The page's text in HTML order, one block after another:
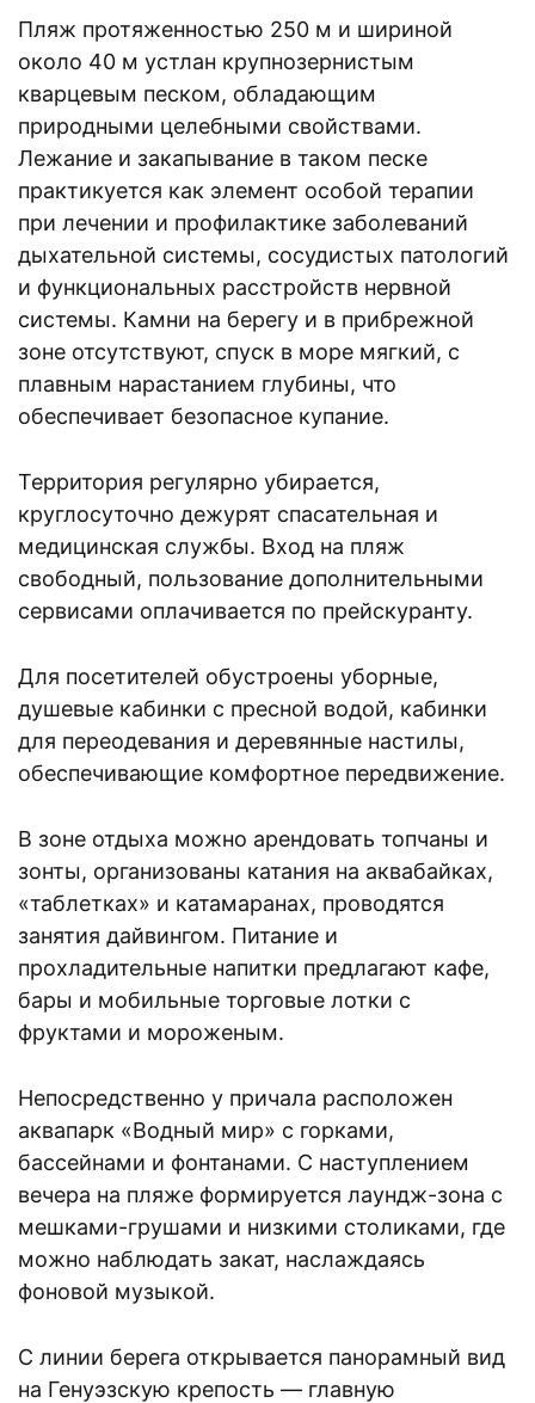
Пляж протяженностью 250 м и шириной
около 40 м устлан крупнозернистым
кварцевым песком, обладающим
природными целебными свойствами.
Лежание и закапывание в таком песке
практикуется как элемент особой терапии
при лечении и профилактике заболеваний
дыхательной системы, сосудистых патологий
и функциональных расстройств нервной
системы. Камни на берегу и в прибрежной
зоне отсутствуют, спуск в море мягкий, с
плавным нарастанием глубины, что
обеспечивает безопасное купание.
Территория регулярно убирается,
круглосуточно дежурят спасательная и
медицинская службы. Вход на пляж
свободный, пользование дополнительными
сервисами оплачивается по прейскуранту.
Для посетителей обустроены уборные,
душевые кабинки с пресной водой, кабинки
для переодевания и деревянные настилы,
обеспечивающие комфортное передвижение.
В зоне отдыха можно арендовать топчаны и
зонты, организованы катания на аквабайках,
«таблетках» и катамаранах, проводятся
занятия дайвингом. Питание и
прохладительные напитки предлагают кафе,
бары и мобильные торговые лотки с
фруктами и мороженым.
Непосредственно у причала расположен
аквапарк «Водный мир» с горками,
бассейнами и фонтанами. С наступлением
вечера на пляже формируется лаундж-зона с
мешками-грушами и низкими столиками, где
можно наблюдать закат, наслаждаясь
фоновой музыкой.
С линии берега открывается панорамный вид
на Генуэзскую крепость — главную